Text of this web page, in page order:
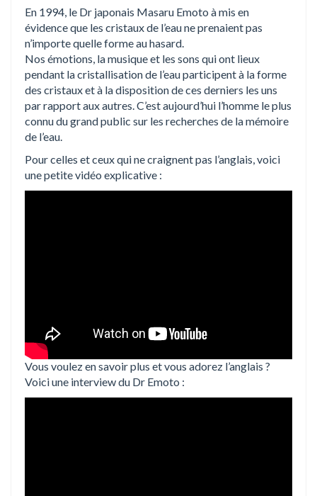
En 1994, le Dr japonais Masaru Emoto à mis en
évidence que les cristaux de l’eau ne prenaient pas
n’importe quelle forme au hasard.
Nos émotions, la musique et les sons qui ont lieux
pendant la cristallisation de l’eau participent à la forme
des cristaux et à la disposition de ces derniers les uns
par rapport aux autres. C’est aujourd’hui l’homme le plus
connu du grand public sur les recherches de la mémoire
de l’eau.
Pour celles et ceux qui ne craignent pas l’anglais, voici
une petite vidéo explicative :
Vous voulez en savoir plus et vous adorez l’anglais ?
Voici une interview du Dr Emoto :